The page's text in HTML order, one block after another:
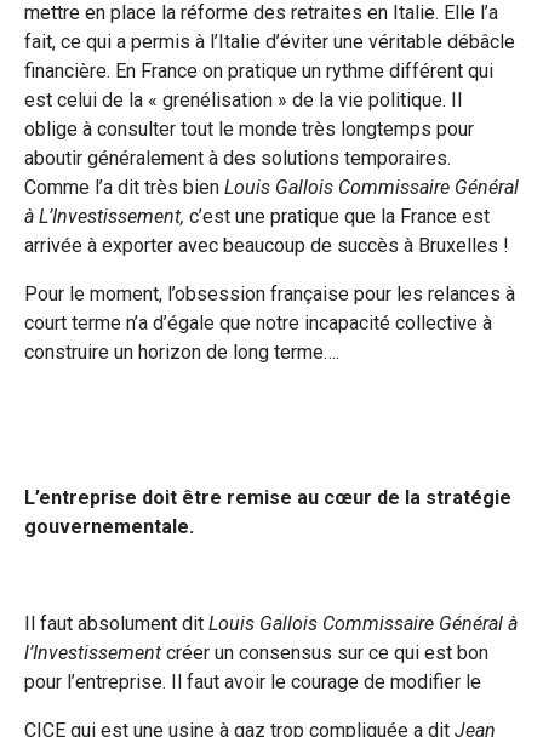
mettre en place la réforme des retraites en Italie. Elle l’a
fait, ce qui a permis à l’Italie d’éviter une véritable débâcle
financière. En France on pratique un rythme différent qui
est celui de la « grenélisation » de la vie politique. Il
oblige à consulter tout le monde très longtemps pour
aboutir généralement à des solutions temporaires.
Comme l’a dit très bien Louis Gallois Commissaire Général
à L’Investissement, c’est une pratique que la France est
arrivée à exporter avec beaucoup de succès à Bruxelles !
Pour le moment, l’obsession française pour les relances à
court terme n’a d’égale que notre incapacité collective à
construire un horizon de long terme….
L’entreprise doit être remise au cœur de la stratégie
gouvernementale.
Il faut absolument dit Louis Gallois Commissaire Général à
l’Investissement créer un consensus sur ce qui est bon
pour l’entreprise. Il faut avoir le courage de modifier le
CICE qui est une usine à gaz trop compliquée a dit Jean